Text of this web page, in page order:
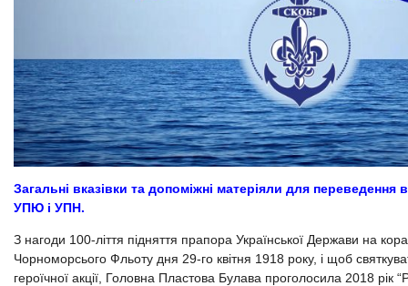
Загальні вказівки та допоміжні матеріяли для переведення
УПЮ і УПН.
З нагоди 100-ліття підняття прапора Української Держави на
Чорноморсього Фльоту дня 29-го квітня 1918 року, і щоб
героїчної акції, Головна Пластова Булава проголосила 2018 рік